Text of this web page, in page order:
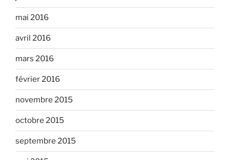
mai 2016
avril 2016
mars 2016
février 2016
novembre 2015
octobre 2015
septembre 2015